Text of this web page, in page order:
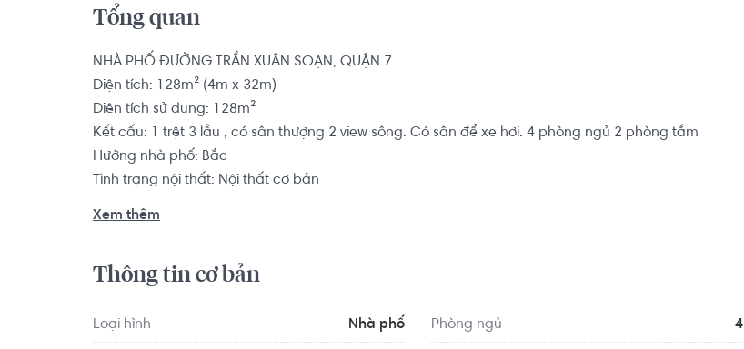
Tổng quan
NHÀ PHỐ ĐƯỜNG TRẦN XUÂN SOẠN, QUẬN 7
Diện tích: 128m² (4m x 32m)
Diện tích sử dụng: 128m²
Kết cấu: 1 trệt 3 lầu , có sân thượng 2 view sông. Có sân để xe hơi. 4 phòng ngủ 2 phòng tắm
Hướng nhà phố: Bắc
Tình trạng nội thất: Nội thất cơ bản
dân cư đông đúc, sầm uất. Thích hợp mở văn phòng, công ty,……. Đầy đủ tiện ích xung quanh
Xem thêm
Thông tin cơ bản
Loại hình Nhà phố Phòng ngủ 4